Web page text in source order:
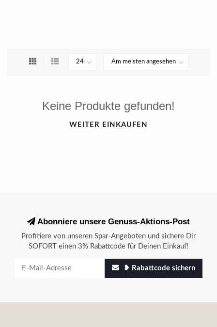
Keine Produkte gefunden!
WEITER EINKAUFEN
Abonniere unsere Genuss-Aktions-Post
Profitiere von unseren Spar-Angeboten und sichere Dir
SOFORT einen 3% Rabattcode für Deinen Einkauf!
❥ Rabattcode sichern